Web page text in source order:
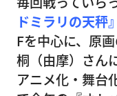
ドミラリの天秤』
Fを中心に、原
桐（由摩）さん
アニメ化・舞台